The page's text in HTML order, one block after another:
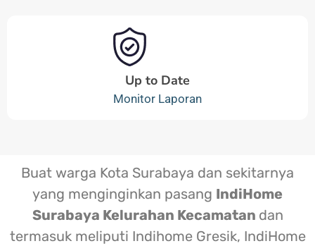
Up to Date
Monitor Laporan
Buat warga Kota Surabaya dan sekitarnya
yang menginginkan pasang IndiHome
Surabaya Kelurahan Kecamatan dan
termasuk meliputi Indihome Gresik, IndiHome